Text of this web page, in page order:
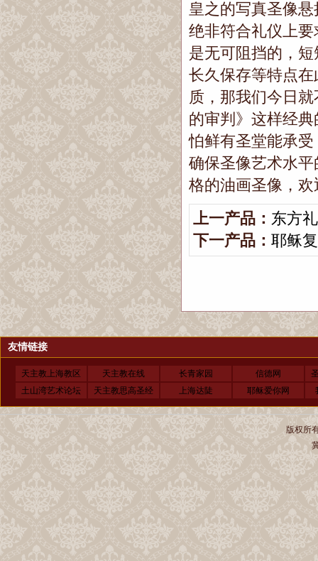
皇之的写真圣像
绝非符合礼仪上
是无可阻挡的，
长久保存等特点
质，那我们今日
的审判》这样经
怕鲜有圣堂能承
确保圣像艺术水
格的油画圣像，欢
上一产品： 东方
下一产品： 耶稣
友情链接
天主教上海教区 天主教在线 长青家园 信德网
土山湾艺术论坛
天主教思高圣经 上海达陡 耶稣爱你网
版权所